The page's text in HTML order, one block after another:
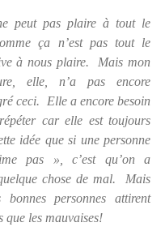
peut pas plaire à tout le
ça n’est pas tout le
à nous plaire.  Mais mon
elle, n’a pas encore
ceci.  Elle a encore besoin
car elle est toujours
idée que si une personne
pas », c’est qu’on a
chose de mal.  Mais
bonnes personnes attirent
que les mauvaises!